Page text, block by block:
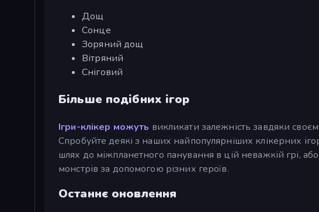
Дощ
Сонце
Зоряний дощ
Вітряний
Сніговий
Більше подібних ігор
Ігри-клікер можуть викликати залежність завдяки
Спробуйте деякі з наших найпопулярніших клікерних
шлях до міжпланетного панування в цій неважкій грі,
монстрів за допомогою різних героїв.
Останнє оновлення